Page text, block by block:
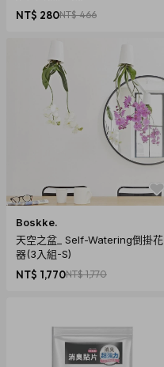
NT$ 280NT$ 466
Boskke.
天空之盆_ Self-Watering倒掛花
器(3入組-S)
NT$ 1,770NT$ 1,770